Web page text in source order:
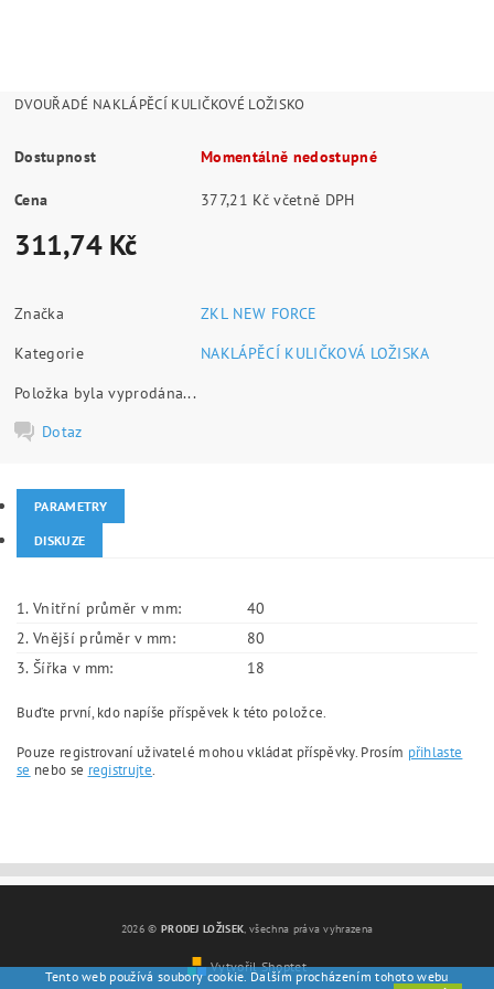
DVOUŘADÉ NAKLÁPĚCÍ KULIČKOVÉ LOŽISKO
Dostupnost Momentálně nedostupné
Cena 377,21 Kč včetně DPH
311,74 Kč
Značka
ZKL NEW FORCE
Kategorie
NAKLÁPĚCÍ KULIČKOVÁ LOŽISKA
Položka byla vyprodána...
Dotaz
PARAMETRY
DISKUZE
1. Vnitřní průměr v mm:
40
2. Vnější průměr v mm:
80
3. Šířka v mm:
18
Buďte první, kdo napíše příspěvek k této položce.
Pouze registrovaní uživatelé mohou vkládat příspěvky. Prosím přihlaste
se nebo se registrujte.
2026 © PRODEJ LOŽISEK, všechna práva vyhrazena
Vytvořil Shoptet
Tento web používá soubory cookie. Dalším procházením tohoto webu